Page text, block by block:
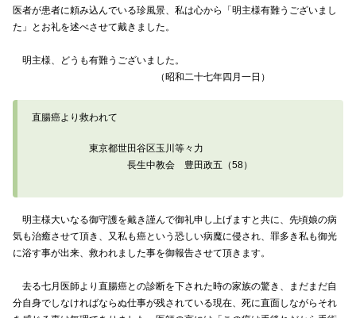
医者が患者に頼み込んでいる珍風景、私は心から「明主様有難うございまし
た」とお礼を述べさせて戴きました。
明主様、どうも有難うございました。
（昭和二十七年四月一日）
直腸癌より救われて
東京都世田谷区玉川等々力
長生中教会 豊田政五（58）
明主様大いなる御守護を戴き謹んで御礼申し上げますと共に、先頃娘の病
気も治癒させて頂き、又私も癌という恐しい病魔に侵され、罪多き私も御光
に浴す事が出来、救われました事を御報告させて頂きます。
去る七月医師より直腸癌との診断を下された時の家族の驚き、まだまだ自
分自身でしなければならぬ仕事が残されている現在、死に直面しながらそれ